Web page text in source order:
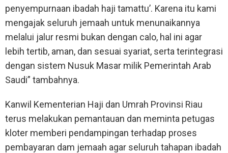
penyempurnaan ibadah haji tamattu’. Karena itu kami
mengajak seluruh jemaah untuk menunaikannya
melalui jalur resmi bukan dengan calo, hal ini agar
lebih tertib, aman, dan sesuai syariat, serta terintegrasi
dengan sistem Nusuk Masar milik Pemerintah Arab
Saudi” tambahnya.
Kanwil Kementerian Haji dan Umrah Provinsi Riau
terus melakukan pemantauan dan meminta petugas
kloter memberi pendampingan terhadap proses
pembayaran dam jemaah agar seluruh tahapan ibadah